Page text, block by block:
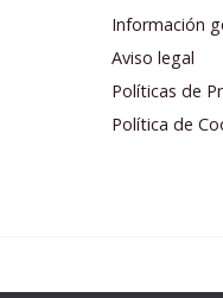
Información
Aviso legal
Políticas de
Política de